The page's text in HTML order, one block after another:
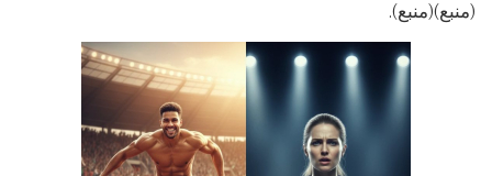
(منبع)(منبع).